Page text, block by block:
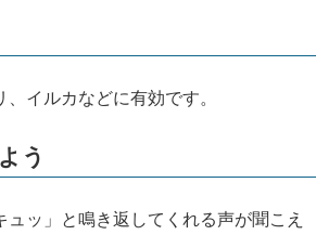
イルカなどに有効です。
う
ッ」と鳴き返してくれる声が聞こえ